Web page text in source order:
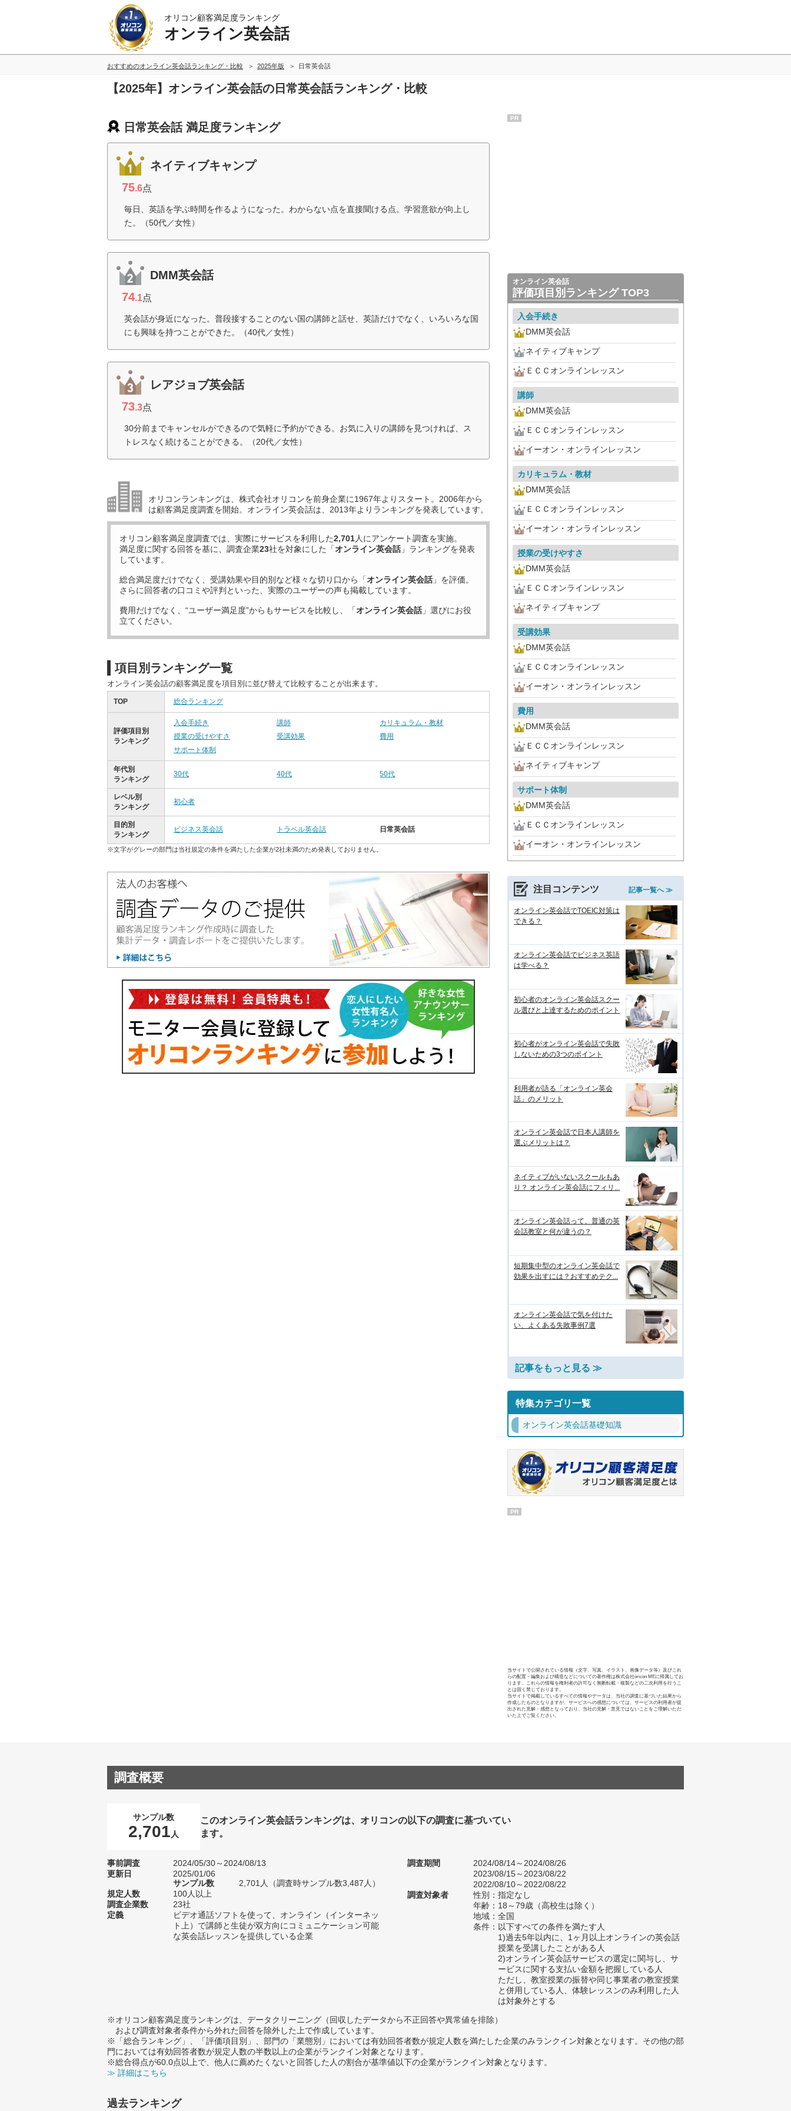
オリコン顧客満足度ランキング
オンライン英会話
おすすめのオンライン英会話ランキング・比較 2025年版 日常英会話
【2025年】オンライン英会話の日常英会話ランキング・比較
日常英会話 満足度ランキング
ネイティブキャンプ
75.6点
毎日、英語を学ぶ時間を作るようになった。わからない点を直接聞ける点。学習意欲が向上し
た。（50代／女性）
DMM英会話
74.1点
英会話が身近になった。普段接することのない国の講師と話せ、英語だけでなく、いろいろな国
にも興味を持つことができた。（40代／女性）
レアジョブ英会話
73.3点
30分前までキャンセルができるので気軽に予約ができる。お気に入りの講師を見つければ、ス
トレスなく続けることができる。（20代／女性）
オリコンランキングは、株式会社オリコンを前身企業に1967年よりスタート。2006年から
は顧客満足度調査を開始。オンライン英会話は、2013年よりランキングを発表しています。
オリコン顧客満足度調査では、実際にサービスを利用した2,701人にアンケート調査を実施。
満足度に関する回答を基に、調査企業23社を対象にした「オンライン英会話」ランキングを発表
しています。
総合満足度だけでなく、受講効果や目的別など様々な切り口から「オンライン英会話」を評価。
さらに回答者の口コミや評判といった、実際のユーザーの声も掲載しています。
費用だけでなく、“ユーザー満足度”からもサービスを比較し、「オンライン英会話」選びにお役
立てください。
項目別ランキング一覧
オンライン英会話の顧客満足度を項目別に並び替えて比較することが出来ます。
TOP 総合ランキング
評価項目別
ランキング
入会手続き 講師
カリキュラム・教材
授業の受けやすさ
受講効果
費用
サポート体制
年代別
ランキング
30代 40代 50代
レベル別
ランキング
初心者
目的別
ランキング
ビジネス英会話 トラベル英会話 日常英会話
※文字がグレーの部門は当社規定の条件を満たした企業が2社未満のため発表しておりません。
PR
オンライン英会話
評価項目別ランキング TOP3
入会手続き
DMM英会話
ネイティブキャンプ
ＥＣＣオンラインレッスン
講師
DMM英会話
ＥＣＣオンラインレッスン
イーオン・オンラインレッスン
カリキュラム・教材
DMM英会話
ＥＣＣオンラインレッスン
イーオン・オンラインレッスン
授業の受けやすさ
DMM英会話
ＥＣＣオンラインレッスン
ネイティブキャンプ
受講効果
DMM英会話
ＥＣＣオンラインレッスン
イーオン・オンラインレッスン
費用
DMM英会話
ＥＣＣオンラインレッスン
ネイティブキャンプ
サポート体制
DMM英会話
ＥＣＣオンラインレッスン
イーオン・オンラインレッスン
注目コンテンツ 記事一覧へ ≫
オンライン英会話でTOEIC対策は
できる？
オンライン英会話でビジネス英語
は学べる？
初心者のオンライン英会話スクー
ル選びと上達するためのポイント
初心者がオンライン英会話で失敗
しないための3つのポイント
利用者が語る「オンライン英会
話」のメリット
オンライン英会話で日本人講師を
選ぶメリットは？
ネイティブがいないスクールもあ
り？ オンライン英会話にフィリ...
オンライン英会話って、普通の英
会話教室と何が違うの？
短期集中型のオンライン英会話で
効果を出すには？おすすめテク...
オンライン英会話で気を付けた
い、よくある失敗事例7選
記事をもっと見る ≫
特集カテゴリ一覧
オンライン英会話基礎知識
PR
当サイトで公開されている情報（文字、写真、イラスト、画像データ等）及びこれ
らの配置・編集および構造などについての著作権は株式会社oricon MEに帰属してお
ります。これらの情報を権利者の許可なく無断転載・複製などの二次利用を行うこ
とは固く禁じております。
当サイトで掲載しているすべての情報やデータは、当社の調査に基づいた結果から
作成したものとなりますが、サービスへの感想については、サービスの利用者が提
出された見解・感想となっており、当社の見解・意見ではないことをご理解いただ
いた上でご覧ください。
調査概要
サンプル数
2,701 人
このオンライン英会話ランキングは、オリコンの以下の調査に基づいてい
ます。
事前調査
2024/05/30～2024/08/13
更新日
2025/01/06
サンプル数
2,701人（調査時サンプル数3,487人）
規定人数
100人以上
調査企業数
23社
定義
ビデオ通話ソフトを使って、オンライン（インターネッ
ト上）で講師と生徒が双方向にコミュニケーション可能
な英会話レッスンを提供している企業
調査期間
2024/08/14～2024/08/26
2023/08/15～2023/08/22
2022/08/10～2022/08/22
調査対象者
性別：指定なし
年齢：18～79歳（高校生は除く）
地域：全国
条件：以下すべての条件を満たす人
1)過去5年以内に、1ヶ月以上オンラインの英会話
授業を受講したことがある人
2)オンライン英会話サービスの選定に関与し、サ
ービスに関する支払い金額を把握している人
ただし、教室授業の振替や同じ事業者の教室授業
と併用している人、体験レッスンのみ利用した人
は対象外とする
※オリコン顧客満足度ランキングは、データクリーニング（回収したデータから不正回答や異常値を排除）
および調査対象者条件から外れた回答を除外した上で作成しています。
※「総合ランキング」、「評価項目別」、部門の「業態別」においては有効回答者数が規定人数を満たした企業のみランクイン対象となります。その他の部
門においては有効回答者数が規定人数の半数以上の企業がランクイン対象となります。
※総合得点が60.0点以上で、他人に薦めたくないと回答した人の割合が基準値以下の企業がランクイン対象となります。
≫ 詳細はこちら
過去ランキング